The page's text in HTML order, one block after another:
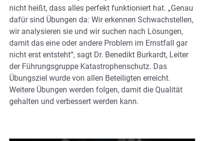
nicht heißt, dass alles perfekt funktioniert hat. „Genau
dafür sind Übungen da: Wir erkennen Schwachstellen,
wir analysieren sie und wir suchen nach Lösungen,
damit das eine oder andere Problem im Ernstfall gar
nicht erst entsteht“, sagt Dr. Benedikt Burkardt, Leiter
der Führungsgruppe Katastrophenschutz. Das
Übungsziel wurde von allen Beteiligten erreicht.
Weitere Übungen werden folgen, damit die Qualität
gehalten und verbessert werden kann.